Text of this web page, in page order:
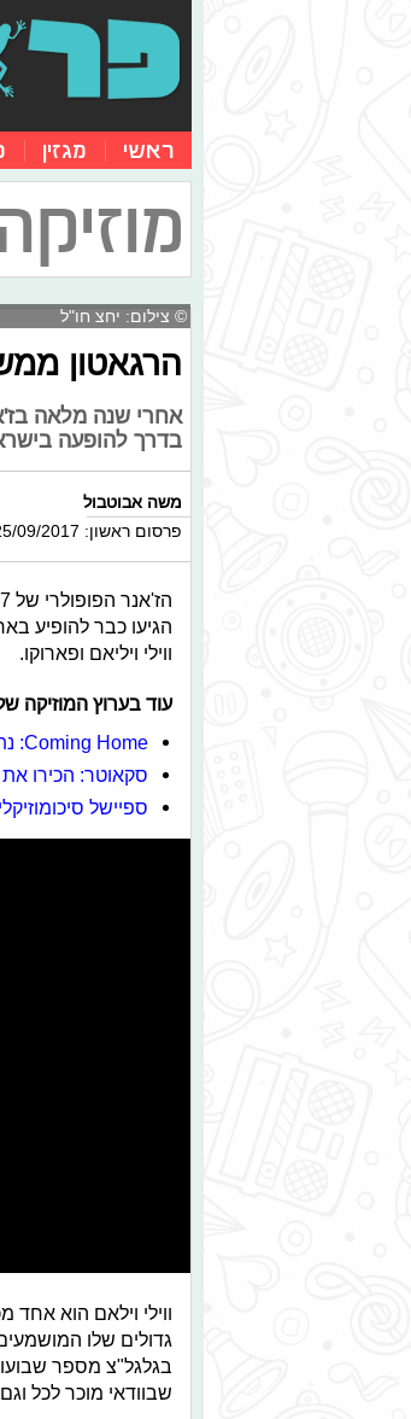
ראשי מגזין
© צילום: יחצ חו"ל
הרגאטון
אחרי שנה מלאה
בדרך להופעה
משה אבוטבול
פרסום ראשון: 25/09/2017, 11:19
הגיעו כבר להופיע
ווילי ויליאם ופארוקו.
עוד בערוץ המוזיקה
Coming Home: נתן גושן בסינגל חדש מעבר לים
סקאוטר: הכירו
ספיישל
ווילי וילאם הוא אחד
שבוודאי מוכר לכל